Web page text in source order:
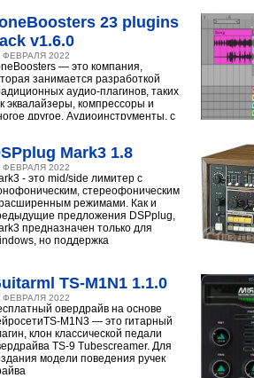
23 plugins
v1.6.0
ФЕВРАЛЯ 2022
— это компания,
занимается разработкой
аудио-плагинов, таких
эквалайзеры, компрессоры и
другое. Аудиоинструменты, с
Mark3 1.8
ФЕВРАЛЯ 2022
- это mid/side лимитер с
стереофоническим
режимами. Как и
предложения DSPplug,
предназначен только для
но поддержка
TS-M1N1 1.1.0
ФЕВРАЛЯ 2022
овердрайв на основе
M1N3 — это гитарный
клон классической педали
TS-9 Tubescreamer. Для
модели поведения ручек